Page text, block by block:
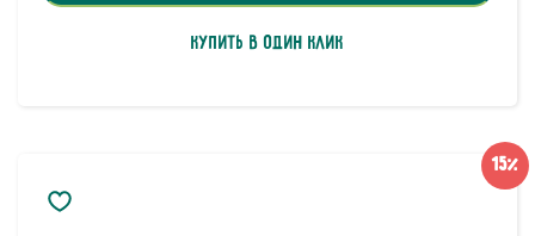
Купить в один клик
15%